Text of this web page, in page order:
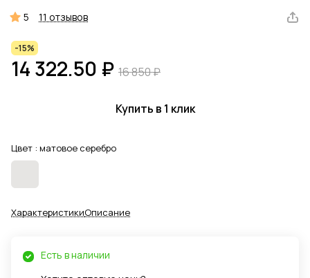
5 11 отзывов
-15%
14 322.50 ₽ 16 850 ₽
Купить в 1 клик
Цвет : матовое серебро
ХарактеристикиОписание
Есть в наличии